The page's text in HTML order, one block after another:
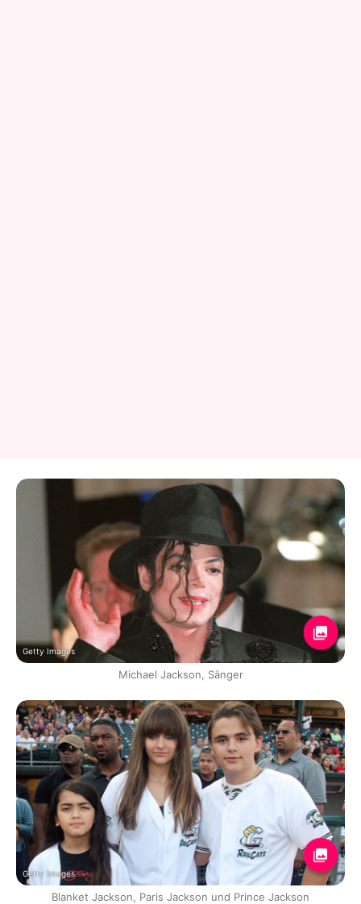
Getty Images
Michael Jackson, Sänger
Getty Images
Blanket Jackson, Paris Jackson und Prince Jackson